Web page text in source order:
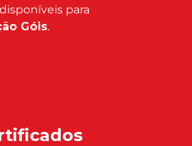
para
Góis.